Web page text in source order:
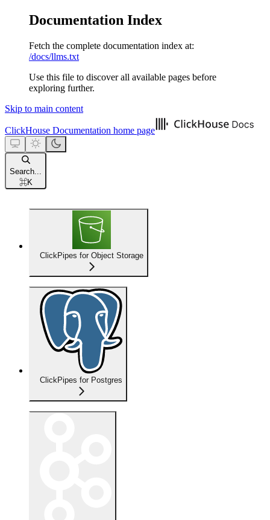
Documentation Index
Fetch the complete documentation index at:
/docs/llms.txt
Use this file to discover all available pages before
exploring further.
Skip to main content
ClickHouse Documentation home page
Search...
⌘K
ClickPipes for Object Storage
ClickPipes for Postgres